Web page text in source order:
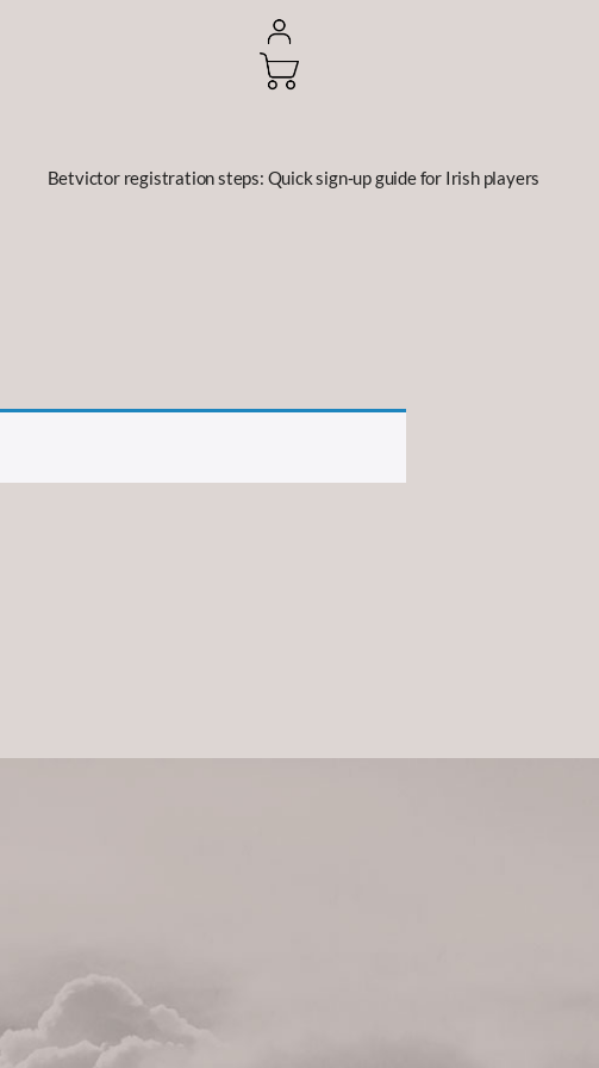
Betvictor registration steps: Quick sign‑up guide for Irish players